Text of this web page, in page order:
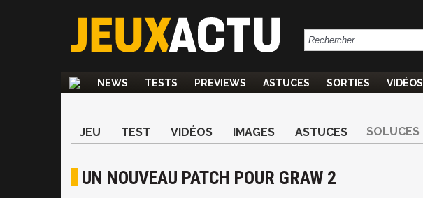
NEWS TESTS PREVIEWS ASTUCES SORTIES VIDÉOS
JEU TEST VIDÉOS IMAGES ASTUCES SOLUCES
UN NOUVEAU PATCH POUR GRAW 2